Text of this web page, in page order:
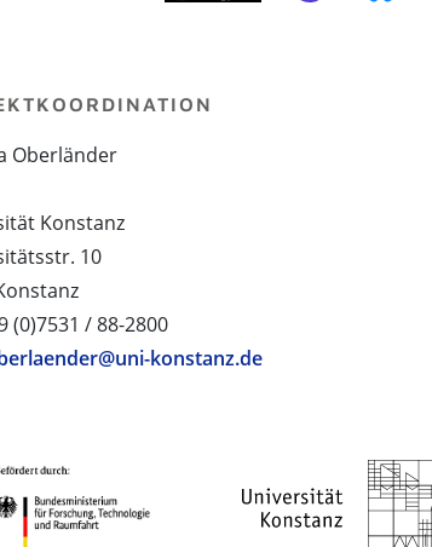
Oberländer
Konstanz
10
(0)7531 / 88-2800
konstanz.de